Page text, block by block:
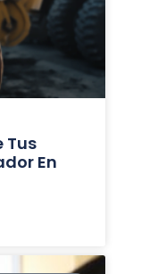
Tus
En